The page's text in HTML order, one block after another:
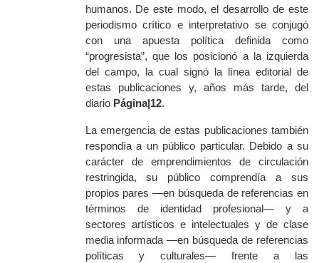
humanos. De este modo, el desarrollo de este
periodismo crítico e interpretativo se conjugó
con una apuesta política definida como
“progresista”, que los posicionó a la izquierda
del campo, la cual signó la línea editorial de
estas publicaciones y, años más tarde, del
diario Página|12.
La emergencia de estas publicaciones también
respondía a un público particular. Debido a su
carácter de emprendimientos de circulación
restringida, su público comprendía a sus
propios pares —en búsqueda de referencias en
términos de identidad profesional— y a
sectores artísticos e intelectuales y de clase
media informada —en búsqueda de referencias
políticas y culturales— frente a las